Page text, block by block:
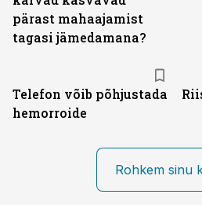
pärast mahaajamist
tagasi jämedamana?
Telefon võib põhjustada
hemorroide
Rohkem sinu